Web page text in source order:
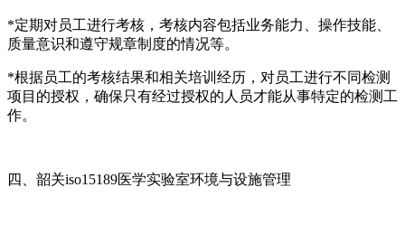
*定期对员工进行考核，考核内容包括业务能力、操作技能、
质量意识和遵守规章制度的情况等。
*根据员工的考核结果和相关培训经历，对员工进行不同检测
项目的授权，确保只有经过授权的人员才能从事特定的检测工
作。
四、韶关iso15189医学实验室环境与设施管理